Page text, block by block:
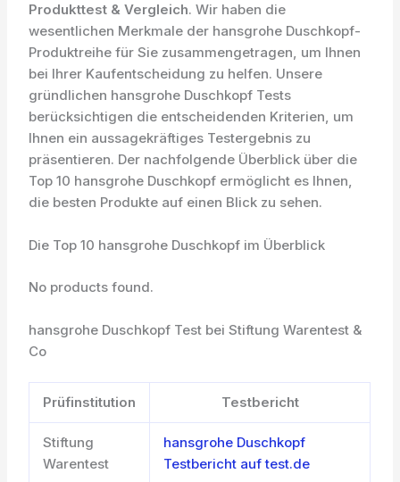
Produkttest & Vergleich. Wir haben die
wesentlichen Merkmale der hansgrohe Duschkopf-
Produktreihe für Sie zusammengetragen, um Ihnen
bei Ihrer Kaufentscheidung zu helfen. Unsere
gründlichen hansgrohe Duschkopf Tests
berücksichtigen die entscheidenden Kriterien, um
Ihnen ein aussagekräftiges Testergebnis zu
präsentieren. Der nachfolgende Überblick über die
Top 10 hansgrohe Duschkopf ermöglicht es Ihnen,
die besten Produkte auf einen Blick zu sehen.
Die Top 10 hansgrohe Duschkopf im Überblick
No products found.
hansgrohe Duschkopf Test bei Stiftung Warentest &
Co
Prüfinstitution Testbericht
Stiftung
Warentest
hansgrohe Duschkopf
Testbericht auf test.de